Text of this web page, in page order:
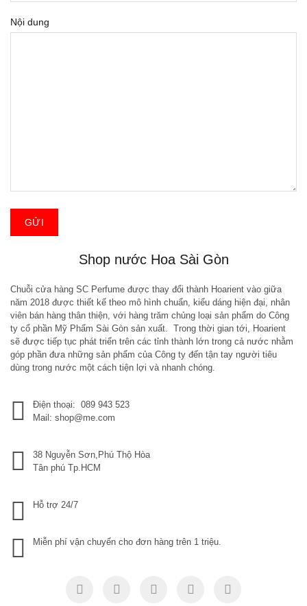
Nội dung
Shop nước Hoa Sài Gòn
Chuỗi cửa hàng SC Perfume được thay đổi thành Hoarient vào giữa
năm 2018 được thiết kế theo mô hình chuẩn, kiểu dáng hiện đại, nhân
viên bán hàng thân thiện, với hàng trăm chủng loại sản phẩm do Công
ty cổ phần Mỹ Phẩm Sài Gòn sản xuất. Trong thời gian tới, Hoarient
sẽ được tiếp tục phát triển trên các tỉnh thành lớn trong cả nước nhằm
góp phần đưa những sản phẩm của Công ty đến tận tay người tiêu
dùng trong nước một cách tiện lợi và nhanh chóng.
Điện thoại: 089 943 523
Mail: shop@me.com
38 Nguyễn Sơn,Phú Thộ Hòa
Tân phú Tp.HCM
Hỗ trợ 24/7
Miễn phí vận chuyển cho đơn hàng trên 1 triệu.